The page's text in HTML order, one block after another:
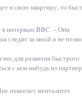
в свою квартиру, то
в интервью BBC. – Они
следит за мной и не
для развития быстрого
с кем-нибудь из
помогает менталитет